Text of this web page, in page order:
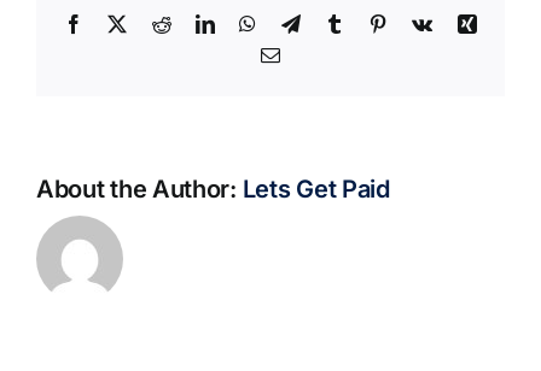
Facebook RedditLinkedInWhatsApp
TelegramTumblr Pinterest
Vk
Xing
Email
About the Author: Lets Get Paid